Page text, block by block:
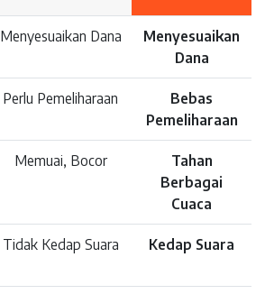
Menyesuaikan Dana
Menyesuaikan
Dana
Perlu Pemeliharaan
Bebas
Pemeliharaan
Memuai, Bocor
Tahan
Berbagai
Cuaca
Tidak Kedap Suara Kedap Suara